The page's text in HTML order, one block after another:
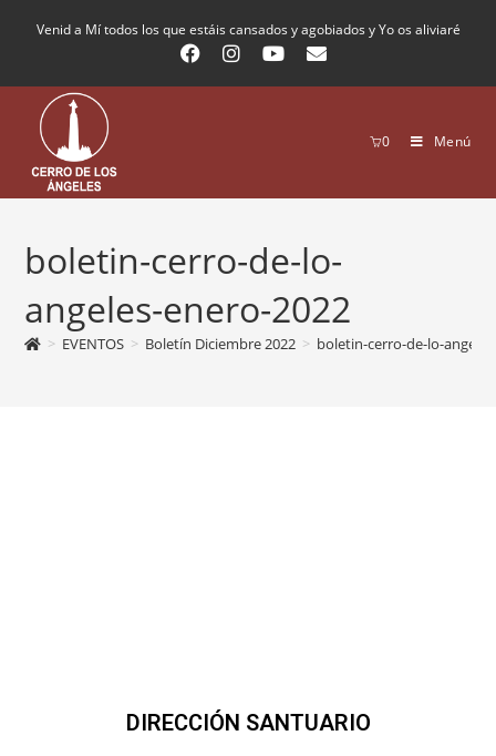
Venid a Mí todos los que estáis cansados y agobiados y Yo os aliviaré
0 Menú
boletin-cerro-de-lo-
angeles-enero-2022
> EVENTOS > Boletín Diciembre 2022 > boletin-cerro-de-lo-
DIRECCIÓN SANTUARIO